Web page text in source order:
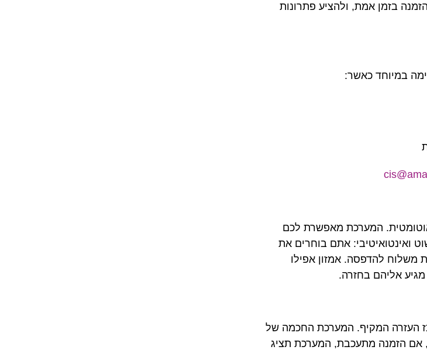
בזמן אמת, ולהציע פתרונות
במיוחד כאשר:
המערכת מאפשרת לכם
ואינטואיטיבי: אתם בוחרים את
משלוח להדפסה. אמזון אפילו
אליהם בחזרה.
העזרה המקיף. המערכת החכמה של
אם הזמנה מתעכבת, המערכת תציג